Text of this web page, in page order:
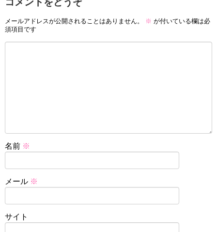
メールアドレスが公開されることはありません。 ※ が付いている欄は必
須項目です
名前 ※
メール ※
サイト